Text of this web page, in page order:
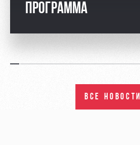
ПРОГРАММА
ВСЕ НОВОСТИ